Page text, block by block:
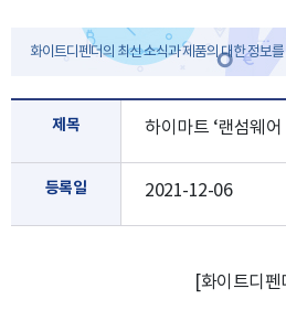
화이트디펜더의 최신 소식과 제품의 대한 정보
제목 하이마트 ‘랜섬웨
등록일 2021-12-06
[화이트디